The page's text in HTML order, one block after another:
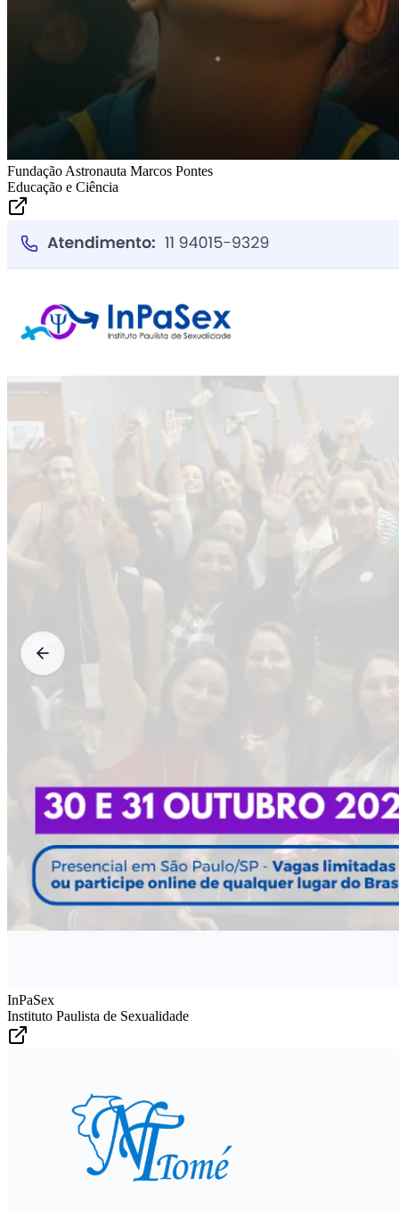
Fundação Astronauta Marcos Pontes
Educação e Ciência
InPaSex
Instituto Paulista de Sexualidade